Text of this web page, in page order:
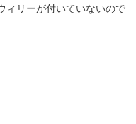
リーが付いていないので